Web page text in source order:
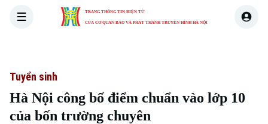
TRANG THÔNG TIN ĐIỆN TỬ
CỦA CƠ QUAN BÁO VÀ PHÁT THANH TRUYỀN HÌNH HÀ NỘI
Tuyển sinh
Hà Nội công bố điểm chuẩn vào lớp 10
của bốn trường chuyên